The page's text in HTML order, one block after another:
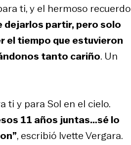
ti, y el hermoso recuerdo
dejarlos partir, pero solo
el tiempo que estuvieron
tanto cariño. Un
ti y para Sol en el cielo.
11 años juntas…sé lo
, escribió Ivette Vergara.